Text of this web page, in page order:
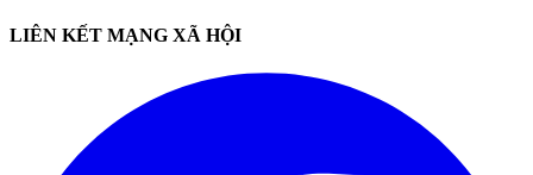
LIÊN KẾT MẠNG XÃ HỘI